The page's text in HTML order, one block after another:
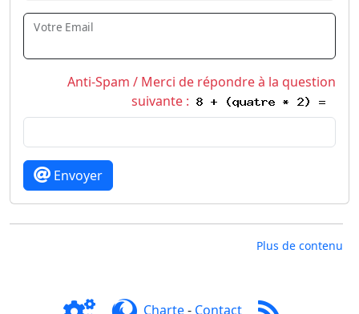
Votre Email
Anti-Spam / Merci de répondre à la question
suivante :
Envoyer
Plus de contenu
Charte- Contact